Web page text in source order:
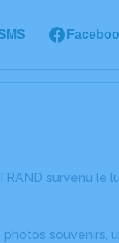
survenu le
souvenirs,